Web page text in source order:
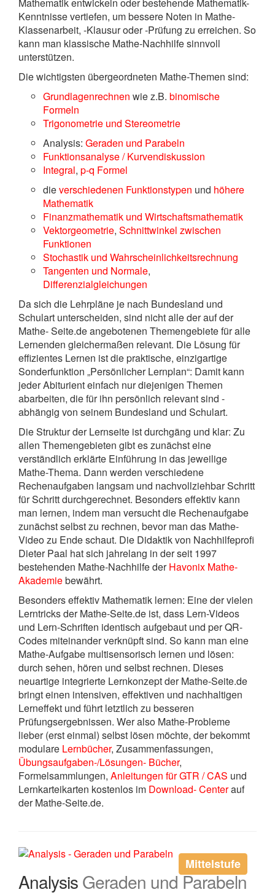
Mathematik entwickeln oder bestehende Mathematik-
Kenntnisse vertiefen, um bessere Noten in Mathe-
Klassenarbeit, -Klausur oder -Prüfung zu erreichen. So
kann man klassische Mathe-Nachhilfe sinnvoll
unterstützen.
Die wichtigsten übergeordneten Mathe-Themen sind:
Grundlagenrechnen wie z.B. binomische
Formeln
Trigonometrie und Stereometrie
Analysis: Geraden und Parabeln
Funktionsanalyse / Kurvendiskussion
Integral, p-q Formel
dieverschiedenen Funktionstypen und höhere
Mathematik
Finanzmathematik und Wirtschaftsmathematik
Vektorgeometrie, Schnittwinkel zwischen
Funktionen
Stochastik und Wahrscheinlichkeitsrechnung
Tangenten und Normale,
Differenzialgleichungen
Da sich die Lehrpläne je nach Bundesland und
Schulart unterscheiden, sind nicht alle der auf der
Mathe- Seite.de angebotenen Themengebiete für alle
Lernenden gleichermaßen relevant. Die Lösung für
effizientes Lernen ist die praktische, einzigartige
Sonderfunktion „Persönlicher Lernplan“: Damit kann
jeder Abiturient einfach nur diejenigen Themen
abarbeiten, die für ihn persönlich relevant sind -
abhängig von seinem Bundesland und Schulart.
Die Struktur der Lernseite ist durchgäng und klar: Zu
allen Themengebieten gibt es zunächst eine
verständlich erklärte Einführung in das jeweilige
Mathe-Thema. Dann werden verschiedene
Rechenaufgaben langsam und nachvollziehbar Schritt
für Schritt durchgerechnet. Besonders effektiv kann
man lernen, indem man versucht die Rechenaufgabe
zunächst selbst zu rechnen, bevor man das Mathe-
Video zu Ende schaut. Die Didaktik von Nachhilfeprofi
Dieter Paal hat sich jahrelang in der seit 1997
bestehenden Mathe-Nachhilfe derHavonix Mathe-
Akademiebewährt.
Besonders effektiv Mathematik lernen: Eine der vielen
Lerntricks der Mathe-Seite.de ist, dass Lern-Videos
und Lern-Schriften identisch aufgebaut und per QR-
Codes miteinander verknüpft sind. So kann man eine
Mathe-Aufgabe multisensorisch lernen und lösen:
durch sehen, hören und selbst rechnen. Dieses
neuartige integrierte Lernkonzept der Mathe-Seite.de
bringt einen intensiven, effektiven und nachhaltigen
Lerneffekt und führt letztlich zu besseren
Prüfungsergebnissen. Wer also Mathe-Probleme
lieber (erst einmal) selbst lösen möchte, der bekommt
modulare Lernbücher, Zusammenfassungen,
Übungsaufgaben-/Lösungen- Bücher,
Formelsammlungen, Anleitungen für GTR / CAS und
Lernkarteikarten kostenlos im Download- Centerauf
der Mathe-Seite.de.
Mittelstufe
Analysis Geraden und Parabeln